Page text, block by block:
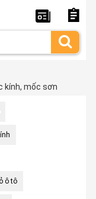
kính, mốc sơn
ô tô